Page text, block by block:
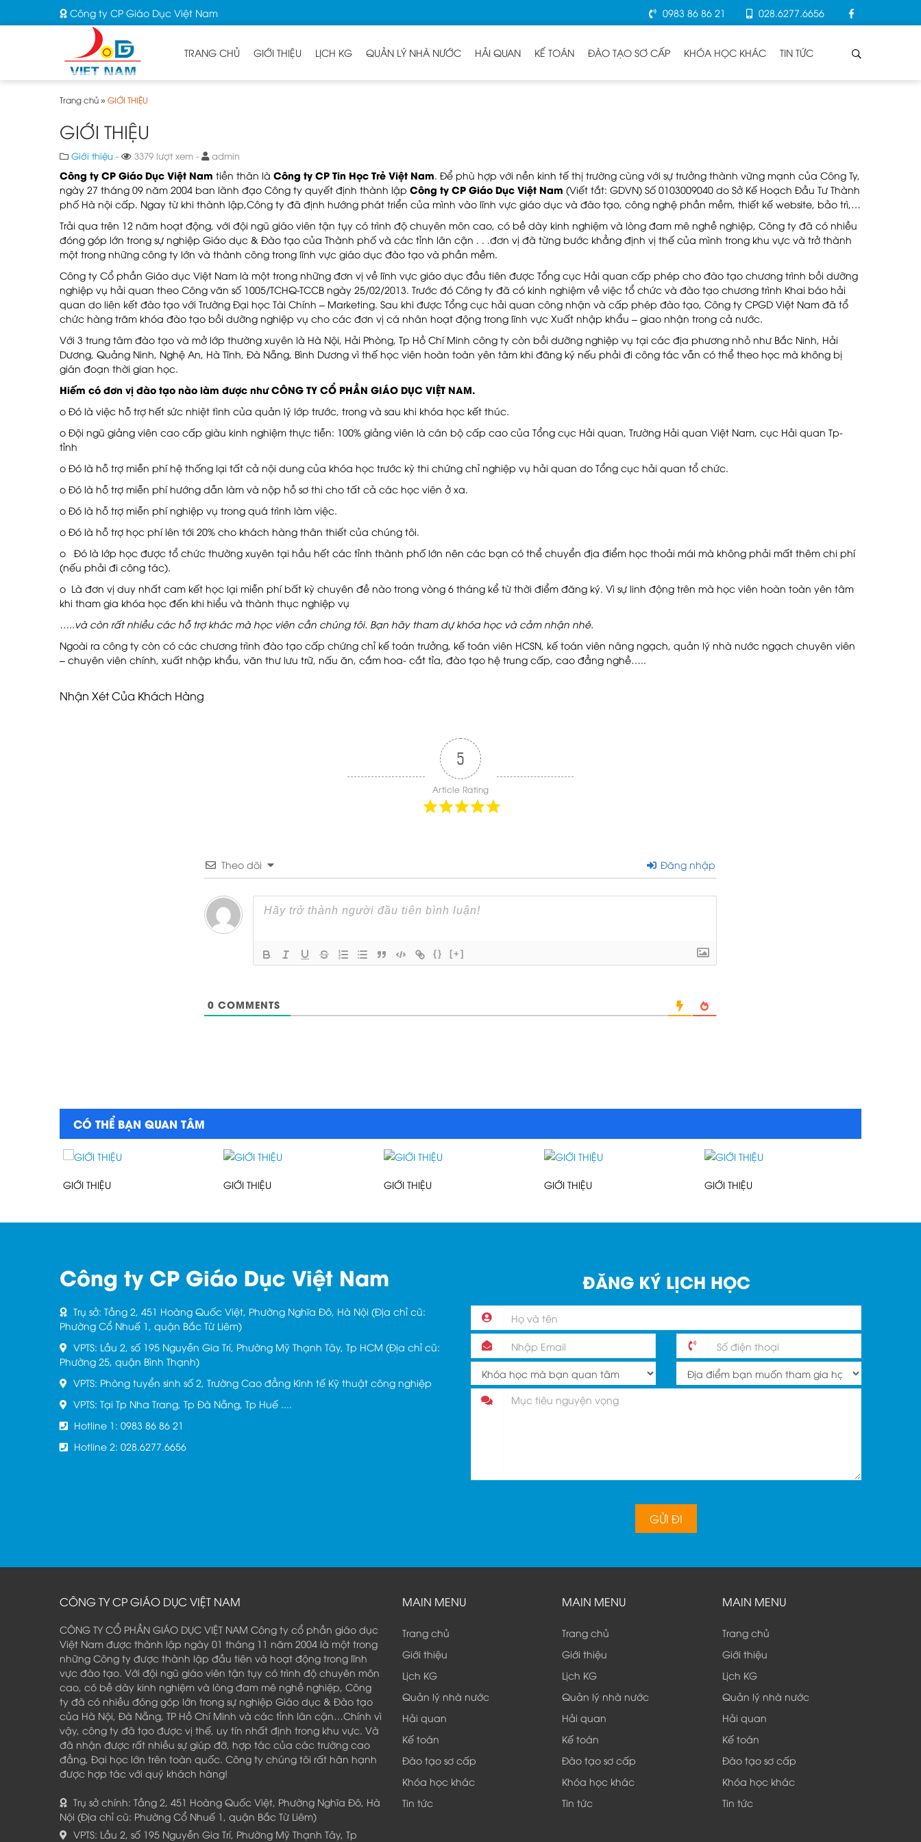
Công ty CP Giáo Dục Việt Nam 0983 86 86 21 028.6277.6656
TRANG CHỦ GIỚI THIỆU LỊCH KG QUẢN LÝ NHÀ NƯỚC HẢI QUAN KẾ TOÁN ĐÀO TẠO SƠ CẤP KHÓA HỌC KHÁC TIN TỨC
Trang chủ»GIỚI THIỆU
GIỚI THIỆU
Giới thiệu - 3379 lượt xem - admin
Công ty CP Giáo Dục Việt Nam tiền thân là Công ty CP Tin Học Trẻ Việt Nam. Để phù hợp với nền kinh tế thị trường cùng với sự trưởng thành vững mạnh của Công Ty,
ngày 27 tháng 09 năm 2004 ban lãnh đạo Công ty quyết định thành lập Công ty CP Giáo Dục Việt Nam (Viết tắt: GDVN) Số 0103009040 do Sở Kế Hoạch Đầu Tư Thành
phố Hà nội cấp. Ngay từ khi thành lập,Công ty đã định hướng phát triển của mình vào lĩnh vực giáo dục và đào tạo, công nghệ phần mềm, thiết kế website, bảo trì,…
Trải qua trên 12 năm hoạt động, với đội ngũ giáo viên tận tụy có trình độ chuyên môn cao, có bề dày kinh nghiệm và lòng đam mê nghề nghiệp, Công ty đã có nhiều
đóng góp lớn trong sự nghiệp Giáo dục & Đào tạo của Thành phố và các tỉnh lân cận . . .đơn vị đã từng bước khẳng định vị thế của mình trong khu vực và trở thành
một trong những công ty lớn và thành công trong lĩnh vực giáo dục đào tạo và phần mềm.
Công ty Cổ phần Giáo dục Việt Nam là một trong những đơn vị về lĩnh vực giáo dục đầu tiên được Tổng cục Hải quan cấp phép cho đào tạo chương trình bồi dưỡng
nghiệp vụ hải quan theo Công văn số 1005/TCHQ-TCCB ngày 25/02/2013. Trước đó Công ty đã có kinh nghiệm về việc tổ chức và đào tạo chương trình Khai báo hải
quan do liên kết đào tạo với Trường Đại học Tài Chính – Marketing. Sau khi được Tổng cục hải quan công nhận và cấp phép đào tạo, Công ty CPGD Việt Nam đã tổ
chức hàng trăm khóa đào tạo bồi dưỡng nghiệp vụ cho các đơn vị cá nhân hoạt động trong lĩnh vực Xuất nhập khẩu – giao nhận trong cả nước.
Với 3 trung tâm đào tạo và mở lớp thường xuyên là Hà Nội, Hải Phòng, Tp Hồ Chí Minh công ty còn bồi dưỡng nghiệp vụ tại các địa phương nhỏ như Bắc Ninh, Hải
Dương, Quảng Ninh, Nghệ An, Hà Tĩnh, Đà Nẵng, Bình Dương vì thế học viên hoàn toàn yên tâm khi đăng ký nếu phải đi công tác vẫn có thể theo học mà không bị
gián đoạn thời gian học.
Hiếm có đơn vị đào tạo nào làm được như CÔNG TY CỔ PHẦN GIÁO DỤC VIỆT NAM.
o Đó là việc hỗ trợ hết sức nhiệt tình của quản lý lớp trước, trong và sau khi khóa học kết thúc.
o Đội ngũ giảng viên cao cấp giàu kinh nghiệm thực tiễn: 100% giảng viên là cán bộ cấp cao của Tổng cục Hải quan, Trường Hải quan Việt Nam, cục Hải quan Tp-
tỉnh
o Đó là hỗ trợ miễn phí hệ thống lại tất cả nội dung của khóa học trước kỳ thi chứng chỉ nghiệp vụ hải quan do Tổng cục hải quan tổ chức.
o Đó là hỗ trợ miễn phí hướng dẫn làm và nộp hồ sơ thi cho tất cả các học viên ở xa.
o Đó là hỗ trợ miễn phí nghiệp vụ trong quá trình làm việc.
o Đó là hỗ trợ học phí lên tới 20% cho khách hàng thân thiết của chúng tôi.
o Đó là lớp học được tổ chức thường xuyên tại hầu hết các tỉnh thành phố lớn nên các bạn có thể chuyển địa điểm học thoải mái mà không phải mất thêm chi phí
(nếu phải đi công tác).
o Là đơn vị duy nhất cam kết học lại miễn phí bất kỳ chuyên đề nào trong vòng 6 tháng kể từ thời điểm đăng ký. Vì sự linh động trên mà học viên hoàn toàn yên tâm
khi tham gia khóa học đến khi hiểu và thành thục nghiệp vụ
…..và còn rất nhiều các hỗ trợ khác mà học viên cần chúng tôi. Bạn hãy tham dự khóa học và cảm nhận nhé.
Ngoài ra công ty còn có các chương trình đào tạo cấp chứng chỉ kế toán trưởng, kế toán viên HCSN, kế toán viên nâng ngạch, quản lý nhà nước ngạch chuyên viên
– chuyên viên chính, xuất nhập khẩu, văn thư lưu trữ, nấu ăn, cắm hoa- cắt tỉa, đào tạo hệ trung cấp, cao đẳng nghề…..
Nhận Xét Của Khách Hàng
5
Article Rating
Theo dõi Đăng nhập
{} [+]
0 COMMENTS
CÓ THỂ BẠN QUAN TÂM
GIỚI THIỆU GIỚI THIỆU GIỚI THIỆU GIỚI THIỆU GIỚI THIỆU
Công ty CP Giáo Dục Việt Nam
Trụ sở: Tầng 2, 451 Hoàng Quốc Việt, Phường Nghĩa Đô, Hà Nội (Địa chỉ cũ:
Phường Cổ Nhuế 1, quận Bắc Từ Liêm)
VPTS: Lầu 2, số 195 Nguyễn Gia Trí, Phường Mỹ Thạnh Tây, Tp HCM (Địa chỉ cũ:
Phường 25, quận Bình Thạnh)
VPTS: Phòng tuyển sinh số 2, Trường Cao đẳng Kinh tế Kỹ thuật công nghiệp
VPTS: Tại Tp Nha Trang, Tp Đà Nẵng, Tp Huế ....
Hotline 1: 0983 86 86 21
Hotline 2: 028.6277.6656
ĐĂNG KÝ LỊCH HỌC
CÔNG TY CP GIÁO DỤC VIỆT NAM
CÔNG TY CỔ PHẦN GIÁO DỤC VIỆT NAM Công ty cổ phần giáo dục
Việt Nam được thành lập ngày 01 tháng 11 năm 2004 là một trong
những Công ty được thành lập đầu tiên và hoạt động trong lĩnh
vực đào tạo. Với đội ngũ giáo viên tận tụy có trình độ chuyên môn
cao, có bề dày kinh nghiệm và lòng đam mê nghề nghiệp, Công
ty đã có nhiều đóng góp lớn trong sự nghiệp Giáo dục & Đào tạo
của Hà Nội, Đà Nẵng, TP Hồ Chí Minh và các tỉnh lân cận…Chính vì
vậy, công ty đã tạo được vị thế, uy tín nhất định trong khu vực. Và
đã nhận được rất nhiều sự giúp đỡ, hợp tác của các trường cao
đẳng, Đại học lớn trên toàn quốc. Công ty chúng tôi rất hân hạnh
được hợp tác với quý khách hàng!
Trụ sở chính: Tầng 2, 451 Hoàng Quốc Việt, Phường Nghĩa Đô, Hà
Nội (Địa chỉ cũ: Phường Cổ Nhuế 1, quận Bắc Từ Liêm)
VPTS: Lầu 2, số 195 Nguyễn Gia Trí, Phường Mỹ Thạnh Tây, Tp
MAIN MENU
Trang chủ
Giới thiệu
Lịch KG
Quản lý nhà nước
Hải quan
Kế toán
Đào tạo sơ cấp
Khóa học khác
Tin tức
MAIN MENU
Trang chủ
Giới thiệu
Lịch KG
Quản lý nhà nước
Hải quan
Kế toán
Đào tạo sơ cấp
Khóa học khác
Tin tức
MAIN MENU
Trang chủ
Giới thiệu
Lịch KG
Quản lý nhà nước
Hải quan
Kế toán
Đào tạo sơ cấp
Khóa học khác
Tin tức